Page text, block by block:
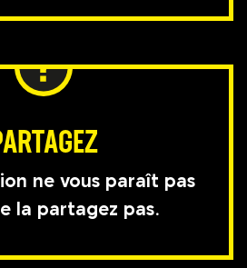
ne vous paraît pas
la partagez pas.